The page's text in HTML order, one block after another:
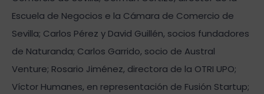
Escuela de Negocios e la Cámara de Comercio de
Sevilla; Carlos Pérez y David Guillén, socios fundadores
de Naturanda; Carlos Garrido, socio de Austral
Venture; Rosario Jiménez, directora de la OTRI UPO;
Víctor Humanes, en representación de Fusión Startup;